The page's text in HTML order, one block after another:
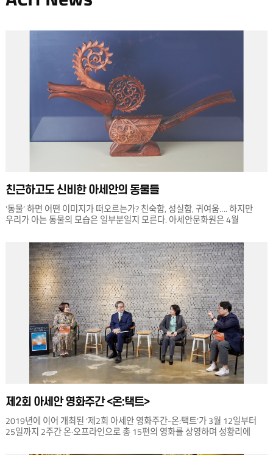
친근하고도 신비한 아세안의 동물들
‘동물’ 하면 어떤 이미지가 떠오르는가? 친숙함, 성실함, 귀여움…. 하지만
우리가 아는 동물의 모습은 일부분일지 모른다. 아세안문화원은 4월
상징성을 지니는 동물에 관해 알아보는 기획전 을 개최한다. 전시는
아세안에서 생산된 공예품과 예술 작품에 묘사된 동물 이미지에 관해
알아보는 것에서 나아가 이를 통해 아세안 사람들의 삶을 들여다보는 기회를
제공한다. 전시는 총 3부로 구성된다. 아세안의 일상과 동물, 숭배와 경외의
동물, 상상의 동물을 주제로 사진, 회화, 조각, 미디어아트 등 100여 점의
작품을 만날 수 있다. 1부는 아세안 사람들의 일상과 긴밀한 관계를 맺는
동물에 주목한다. 아세안의 여러 지역에서는 닭싸움이나 소 경주와 같은
여가 활동을 즐겨왔는데, 전시에서는 이러한 동물과 관련된 풍습을 묘사한
흥미로운 사진과 회화, 조각 등을 만나볼 수 있다. 2부에서는 힌두교, 불교 등
아세안의 종교적 전통과 관련된 동물을 표현한 다양한 공예품을 전시한다.
마지막으로 3부에서는 우리 곁에 실제로 존재하는 동물 외에도 아세안의
고대 설화에 등장하는 전설의 숲 ‘히마완따’에 등장하는 동물을 중심으로
다양한 상상 속 동물을 소개해 더욱 풍성한 이야기를 만나볼 수 있다. 사슴,
사자, 말, 코뿔소 등 서로 다른 동물이 섞여 흥미로운 외양으로 새롭게
재탄생한 동물의 모습을 통해 아세안 사람들의 상상력을 엿볼 수 있다.
아울러 이번 전시를 위해, 사진작가 조현민, 일러스트레이터 신연우,
미디어아티스트 서동주, 조한진, 아리송 그룹 등 다양한 예술가들이
참여하며, 전시는 8월 1일까지 이어진다. 오랜 역사를 거쳐 아세안 사람들과
조화롭게 공존해온 동물들의 친근하고도 신비한 이야기가 우리 곁에 펼쳐질
것이다.
제2회 아세안 영화주간 <온:택트>
2019년에 이어 개최된 ‘제2회 아세안 영화주간-온:택트’가 3월 12일부터
25일까지 2주간 온·오프라인으로 총 15편의 영화를 상영하며 성황리에